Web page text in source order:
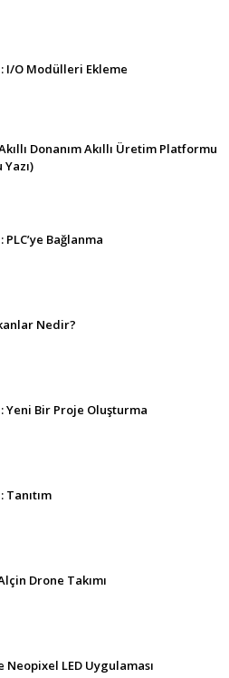
: I/O Modülleri Ekleme
Donanım Akıllı Üretim Platformu
PLC’ye Bağlanma
Nedir?
: Yeni Bir Proje Oluşturma
Tanıtım
Drone Takımı
LED Uygulaması